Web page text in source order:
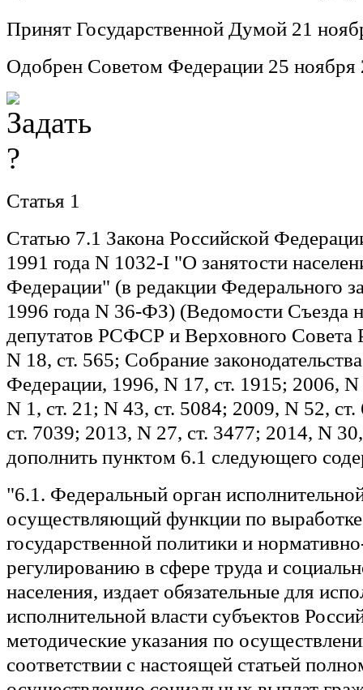
Принят Государственной Думой 21
Одобрен Советом Федерации 25 ноября
Статья 1
Статью 7.1 Закона Российской
1991 года N 1032-I "О занятости
Федерации" (в редакции Федерального
1996 года N 36-ФЗ) (Ведомости Съезда
депутатов РСФСР и Верховного
N 18, ст. 565; Собрание
Федерации, 1996, N 17, ст. 1915; 2006, N
N 1, ст. 21; N 43, ст. 5084; 2009, N 52,
ст. 7039; 2013, N 27, ст. 3477; 2014, N
дополнить пунктом 6.1 следующего
"6.1. Федеральный орган
осуществляющий функции по выработке
государственной политики и
регулированию в сфере труда и
населения, издает обязательные для
исполнительной власти субъектов
методические указания по
соответствии с настоящей статьей